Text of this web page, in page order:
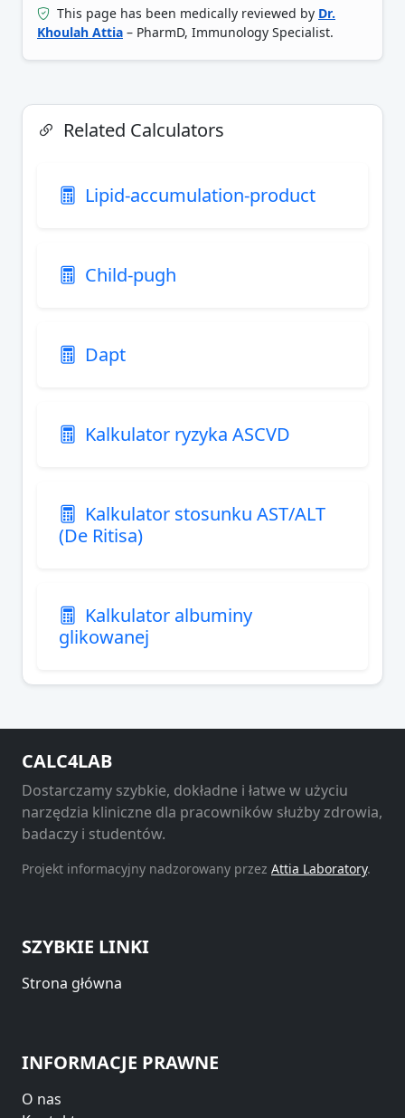
This page has been medically reviewed by Dr.
Khoulah Attia – PharmD, Immunology Specialist.
Related Calculators
Lipid-accumulation-product
Child-pugh
Dapt
Kalkulator ryzyka ASCVD
Kalkulator stosunku AST/ALT
(De Ritisa)
Kalkulator albuminy
glikowanej
CALC4LAB
Dostarczamy szybkie, dokładne i łatwe w użyciu
narzędzia kliniczne dla pracowników służby zdrowia,
badaczy i studentów.
Projekt informacyjny nadzorowany przez Attia Laboratory.
SZYBKIE LINKI
Strona główna
INFORMACJE PRAWNE
O nas